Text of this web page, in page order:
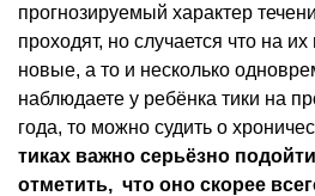
прогнозируемый характер
проходят, но случается что на
новые, а то и несколько
наблюдаете у ребёнка тики на
года, то можно судить о
тиках важно серьёзно
отметить, что оно скорее